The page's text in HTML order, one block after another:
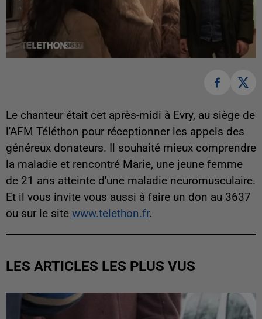
Le chanteur était cet après-midi à Evry, au siège de
l'AFM Téléthon pour réceptionner les appels des
généreux donateurs. Il souhaité mieux comprendre
la maladie et rencontré Marie, une jeune femme
de 21 ans atteinte d'une maladie neuromusculaire.
Et il vous invite vous aussi à faire un don au 3637
ou sur le site www.telethon.fr.
LES ARTICLES LES PLUS VUS